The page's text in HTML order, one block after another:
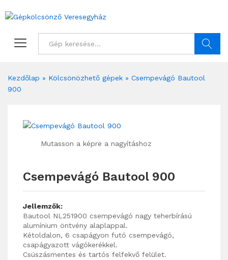
Kezdőlap » Kölcsönözhető gépek » Csempevágó Bautool
900
Mutasson a képre a nagyításhoz
Csempevágó Bautool 900
Jellemzők:
Bautool NL251900 csempevágó nagy teherbírású
alumínium öntvény alaplappal.
Kétoldalon, 6 csapágyon futó csempevágó,
csapágyazott vágókerékkel.
Csúszásmentes és tartós felfekvő felület.